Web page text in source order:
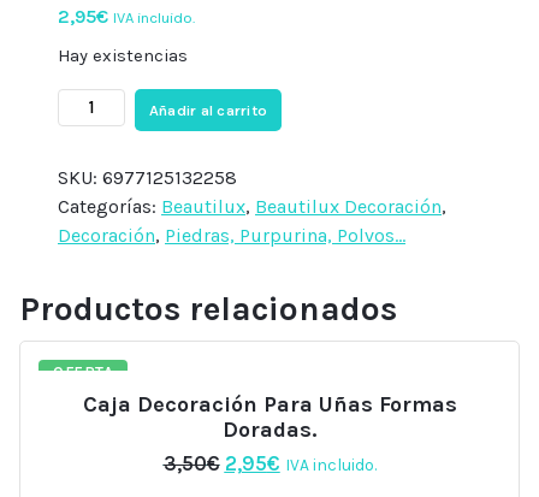
2,95€ IVA incluido.
Hay existencias
Escamas
de
0.1g,
OPF-
04
cantidad
Añadir al carrito
SKU: 6977125132258
Categorías: Beautilux, Beautilux Decoración,
Decoración, Piedras, Purpurina, Polvos...
Productos relacionados
OFERTA
Caja Decoración Para Uñas Formas
Doradas.
3,50€ El
2,95€ElIVA incluido.